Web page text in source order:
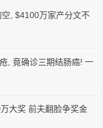
, $4100万家产分文不
, 竟确诊三期结肠癌! 一
大奖 前夫翻脸争奖金